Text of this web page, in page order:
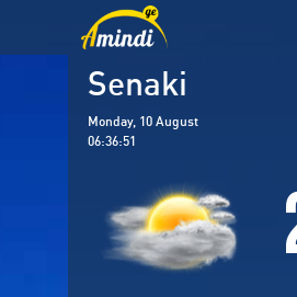
Senaki
Monday, 10 August
06:36:52